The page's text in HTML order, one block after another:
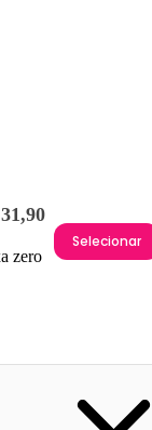
zero
Selecionar